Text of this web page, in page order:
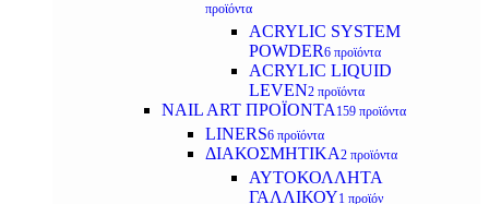
προϊόντα
ACRYLIC SYSTEM
POWDER6 προϊόντα
ACRYLIC LIQUID
LEVEN2 προϊόντα
NAIL ART ΠΡΟΪΟΝΤΑ 159 προϊόντα
LINERS6 προϊόντα
ΔΙΑΚΟΣΜΗΤΙΚΑ2 προϊόντα
ΑΥΤΟΚΟΛΛΗΤΑ
ΓΑΛΛΙΚΟΥ1 προϊόν